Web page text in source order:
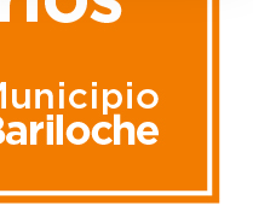
Matías
del ídolo
la justicia